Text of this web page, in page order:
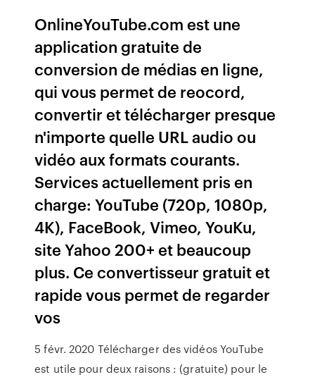
OnlineYouTube.com est une
application gratuite de
conversion de médias en ligne,
qui vous permet de reocord,
convertir et télécharger presque
n'importe quelle URL audio ou
vidéo aux formats courants.
Services actuellement pris en
charge: YouTube (720p, 1080p,
4K), FaceBook, Vimeo, YouKu,
site Yahoo 200+ et beaucoup
plus. Ce convertisseur gratuit et
rapide vous permet de regarder
vos
5 févr. 2020 Télécharger des vidéos YouTube
est utile pour deux raisons : (gratuite) pour le